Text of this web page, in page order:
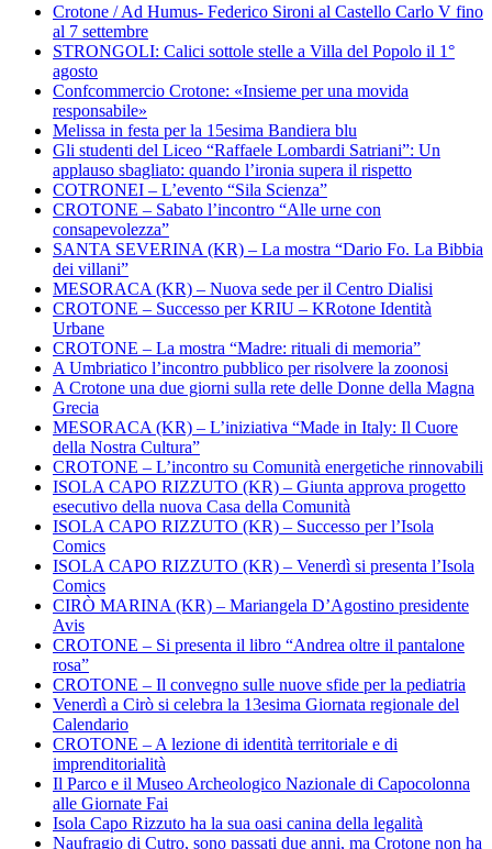
Crotone / Ad Humus- Federico Sironi al Castello Carlo V fino
al 7 settembre
STRONGOLI: Calici sottole stelle a Villa del Popolo il 1°
agosto
Confcommercio Crotone: «Insieme per una movida
responsabile»
Melissa in festa per la 15esima Bandiera blu
Gli studenti del Liceo “Raffaele Lombardi Satriani”: Un
applauso sbagliato: quando l’ironia supera il rispetto
COTRONEI – L’evento “Sila Scienza”
CROTONE – Sabato l’incontro “Alle urne con
consapevolezza”
SANTA SEVERINA (KR) – La mostra “Dario Fo. La Bibbia
dei villani”
MESORACA (KR) – Nuova sede per il Centro Dialisi
CROTONE – Successo per KRIU – KRotone Identità
Urbane
CROTONE – La mostra “Madre: rituali di memoria”
A Umbriatico l’incontro pubblico per risolvere la zoonosi
A Crotone una due giorni sulla rete delle Donne della Magna
Grecia
MESORACA (KR) – L’iniziativa “Made in Italy: Il Cuore
della Nostra Cultura”
CROTONE – L’incontro su Comunità energetiche rinnovabili
ISOLA CAPO RIZZUTO (KR) – Giunta approva progetto
esecutivo della nuova Casa della Comunità
ISOLA CAPO RIZZUTO (KR) – Successo per l’Isola
Comics
ISOLA CAPO RIZZUTO (KR) – Venerdì si presenta l’Isola
Comics
CIRÒ MARINA (KR) – Mariangela D’Agostino presidente
Avis
CROTONE – Si presenta il libro “Andrea oltre il pantalone
rosa”
CROTONE – Il convegno sulle nuove sfide per la pediatria
Venerdì a Cirò si celebra la 13esima Giornata regionale del
Calendario
CROTONE – A lezione di identità territoriale e di
imprenditorialità
Il Parco e il Museo Archeologico Nazionale di Capocolonna
alle Giornate Fai
Isola Capo Rizzuto ha la sua oasi canina della legalità
Naufragio di Cutro, sono passati due anni, ma Crotone non ha